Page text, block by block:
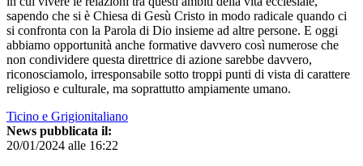
sapendo che si è Chiesa di Gesù Cristo in modo radicale quando ci
si confronta con la Parola di Dio insieme ad altre persone. E oggi
abbiamo opportunità anche formative davvero così numerose che
non condividere questa direttrice di azione sarebbe davvero,
riconosciamolo, irresponsabile sotto troppi punti di vista di carattere
religioso e culturale, ma soprattutto ampiamente umano.
Ticino e Grigionitaliano
News pubblicata il:
20/01/2024 alle 16:22